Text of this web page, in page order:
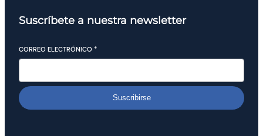
Suscríbete a nuestra newsletter
CORREO ELECTRÓNICO *
Suscribirse